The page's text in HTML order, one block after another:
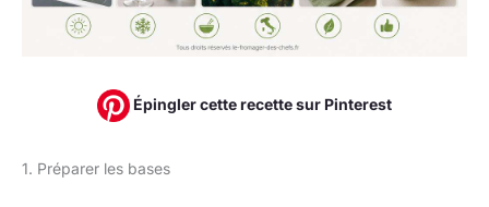
Épingler cette recette sur Pinterest
1. Préparer les bases